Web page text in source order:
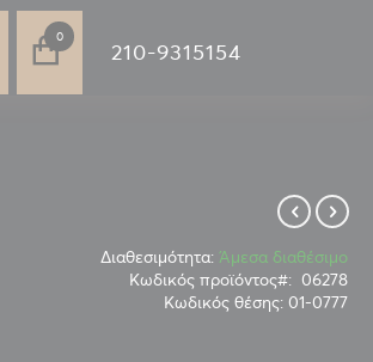
0στοιχεία
210-9315154
Διαθεσιμότητα: Άμεσα διαθέσιμο
Κωδικός προϊόντος
06278
Κωδικός θέσης: 01-0777